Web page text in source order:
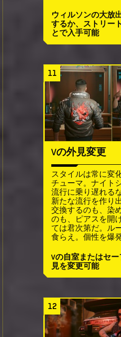
ウィルソンの大放
するか、ストリー
とで入手可能
11
Vの外見変更
スタイルは常に変
チューマ。ナイト
流行に乗り遅れる
新たな流行を作り
交換するのも、染
のも、ピアスを開
ては君次第だ。ル
食らえ。個性を爆
Vの自室またはセ
見を変更可能
12